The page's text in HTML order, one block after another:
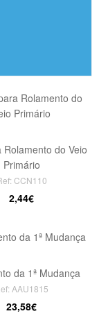
Rolamento do Veio
Primário
CCN110
2,44€
da 1ª Mudança
AAU1815
23,58€